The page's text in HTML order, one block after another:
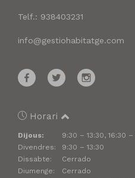
Telf.: 938403231
info@gestiohabitatge.com
Horari
Dijous:
9:30 – 13:30, 16:30 –
Divendres:
9:30 – 13:30
Dissabte:
Cerrado
Diumenge:
Cerrado